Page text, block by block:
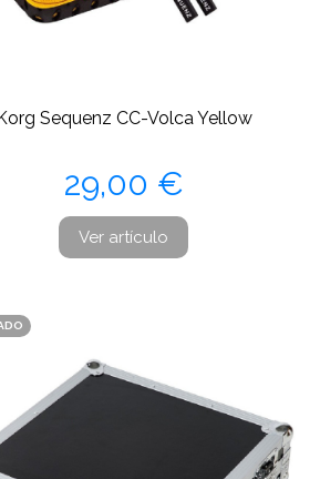
Korg Sequenz CC-Volca Yellow
Precio
29,00 €
Ver artículo